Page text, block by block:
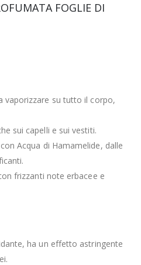
FOGLIE DI
vaporizzare su tutto il corpo,
sui capelli e sui vestiti.
Acqua di Hamamelide, dalle
frizzanti note erbacee e
ha un effetto astringente